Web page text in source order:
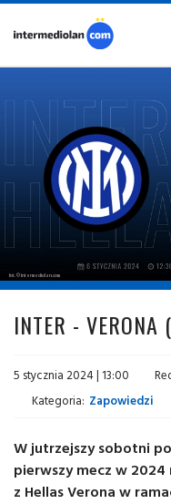
fot. © intermediolan.com
INTER - VERONA
5 stycznia 2024 | 13:00
Kategoria: Zapowiedzi
W jutrzejszy sobotni
pierwszy mecz w
z Hellas Verona w